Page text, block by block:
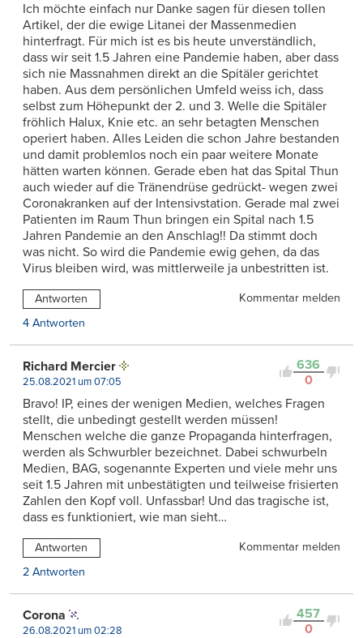
Ich möchte einfach nur Danke sagen für diesen tollen
Artikel, der die ewige Litanei der Massenmedien
hinterfragt. Für mich ist es bis heute unverständlich,
dass wir seit 1.5 Jahren eine Pandemie haben, aber dass
sich nie Massnahmen direkt an die Spitäler gerichtet
haben. Aus dem persönlichen Umfeld weiss ich, dass
selbst zum Höhepunkt der 2. und 3. Welle die Spitäler
fröhlich Halux, Knie etc. an sehr betagten Menschen
operiert haben. Alles Leiden die schon Jahre bestanden
und damit problemlos noch ein paar weitere Monate
hätten warten können. Gerade eben hat das Spital Thun
auch wieder auf die Tränendrüse gedrückt- wegen zwei
Coronakranken auf der Intensivstation. Gerade mal zwei
Patienten im Raum Thun bringen ein Spital nach 1.5
Jahren Pandemie an den Anschlag!! Da stimmt doch
was nicht. So wird die Pandemie ewig gehen, da das
Virus bleiben wird, was mittlerweile ja unbestritten ist.
Antworten
Kommentar melden
4 Antworten
636
0
Richard Mercier
25.08.2021 um 07:05
Bravo! IP, eines der wenigen Medien, welches Fragen
stellt, die unbedingt gestellt werden müssen!
Menschen welche die ganze Propaganda hinterfragen,
werden als Schwurbler bezeichnet. Dabei schwurbeln
Medien, BAG, sogenannte Experten und viele mehr uns
seit 1.5 Jahren mit unbestätigten und teilweise frisierten
Zahlen den Kopf voll. Unfassbar! Und das tragische ist,
dass es funktioniert, wie man sieht…
Antworten
Kommentar melden
2 Antworten
457
0
Corona
26.08.2021 um 02:28